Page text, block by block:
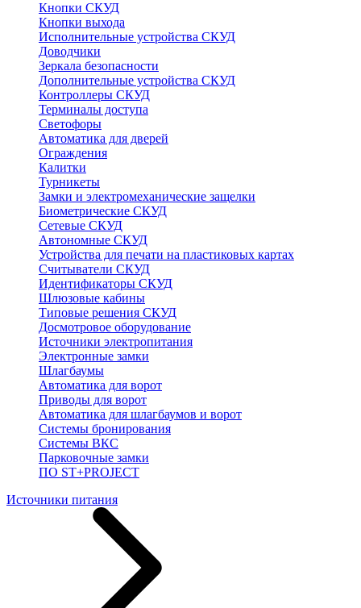
Кнопки СКУД
Кнопки выхода
Исполнительные устройства СКУД
Доводчики
Зеркала безопасности
Дополнительные устройства СКУД
Контроллеры СКУД
Терминалы доступа
Светофоры
Автоматика для дверей
Ограждения
Калитки
Турникеты
Замки и электромеханические защелки
Биометрические СКУД
Сетевые СКУД
Автономные СКУД
Устройства для печати на пластиковых картах
Считыватели СКУД
Идентификаторы СКУД
Шлюзовые кабины
Типовые решения СКУД
Досмотровое оборудование
Источники электропитания
Электронные замки
Шлагбаумы
Автоматика для ворот
Приводы для ворот
Автоматика для шлагбаумов и ворот
Системы бронирования
Системы ВКС
Парковочные замки
ПО ST+PROJECT
Источники питания